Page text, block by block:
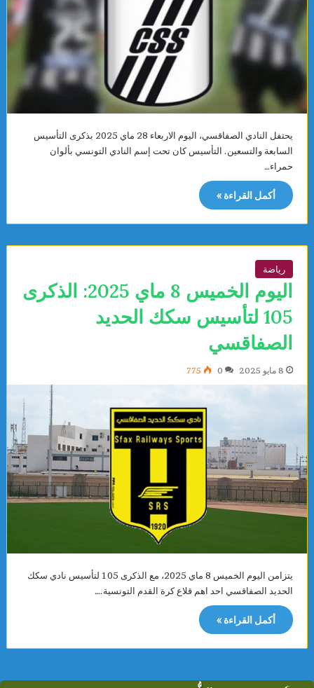
يحتفل النادي الصفاقسي، اليوم الاربعاء 28 ماي 2025 بذكرى التأسيس
السابعة والتسعين. التأسيس كان تحت إسم النادي التونسي بألوان
حمراء…
أكمل القراءة »
رياضة
اليوم الخميس 8 ماي 2025: الذكرى
105 لتأسيس سكك الحديد
الصفاقسي
8 مايو 2025 0
775
يتزامن اليوم الخميس 8 ماي 2025، مع الذكرى 105 لتأسيس نادي سكك
الحديد الصفاقسي احد اهم قلاع كرة القدم التونسية.…
أكمل القراءة »